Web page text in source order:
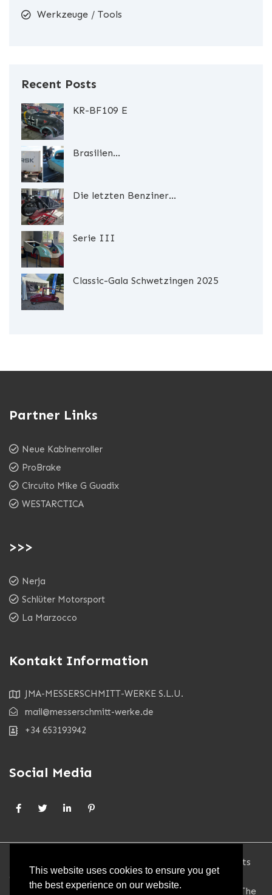
This website uses cookies to ensure you get
the best experience on our website.
Werkzeuge / Tools
Recent Posts
KR-BF109 E
Brasilien...
Die letzten Benziner...
Serie III
Classic-Gala Schwetzingen 2025
Partner Links
Neue Kabinenroller
ProBrake
Circuito Mike G Guadix
WESTARCTICA
>>>
Nerja
Schlüter Motorsport
La Marzocco
Kontakt Information
JMA-MESSERSCHMITT-WERKE S.L.U.
mail@messerschmitt-werke.de
+34 653193942
Social Media
••• © 2026 - MESSERSCHMITT-WERKE.DE - All rights
and patents reserved. The brandname & logo is
registered by MESSERSCHMITT-Foundation MUC. The